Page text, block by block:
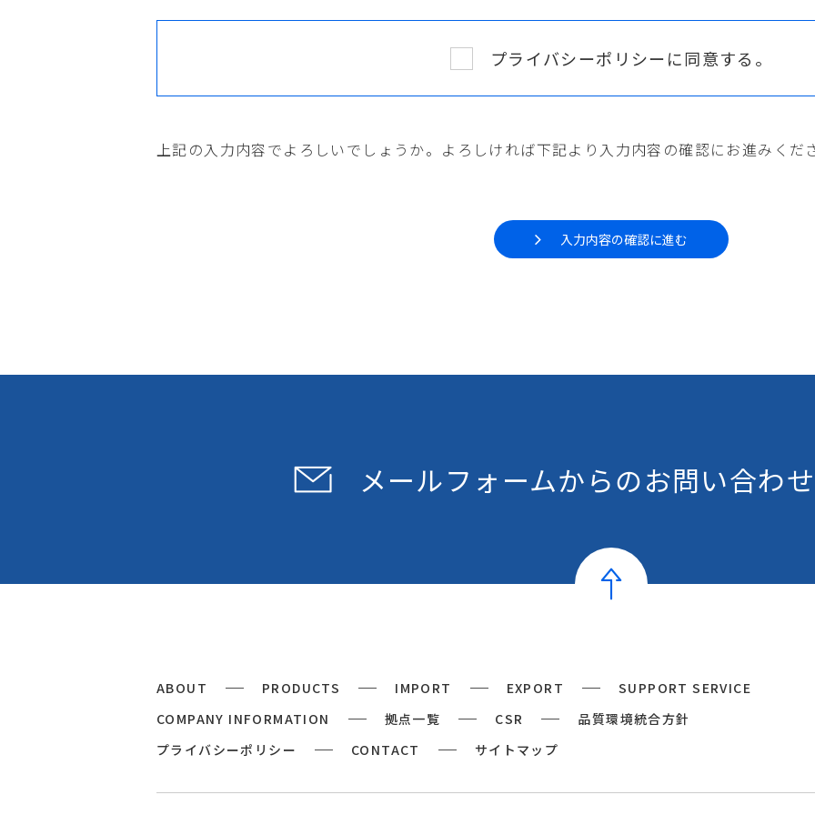
プライバシーポリシーに同意する。
上記の入力内容でよろしいでしょうか。よろしければ下記より入力内容の確認にお進みくだ
メールフォームからのお問い合わ
ABOUT PRODUCTS IMPORT EXPORT
SUPPORT SERVICE
COMPANY INFORMATION
拠点一覧 CSR
品質環境統合方針
プライバシーポリシー
CONTACT サイトマップ